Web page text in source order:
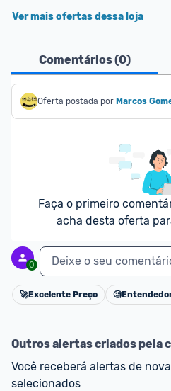
Ver mais ofertas dessa loja
Comentários (0)
Oferta postada por Marcos
Faça o primeiro
acha desta oferta
0 Deixe o seu
🚀Excelente Preço 🧐
Outros alertas criados pela
Você receberá alertas de
selecionados